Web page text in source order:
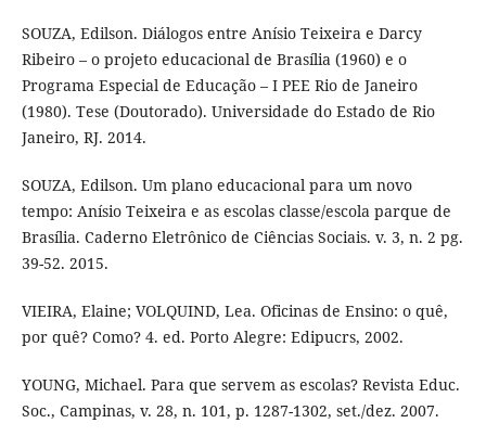
SOUZA, Edilson. Diálogos entre Anísio Teixeira e Darcy
Ribeiro – o projeto educacional de Brasília (1960) e o
Programa Especial de Educação – I PEE Rio de Janeiro
(1980). Tese (Doutorado). Universidade do Estado de Rio
Janeiro, RJ. 2014.
SOUZA, Edilson. Um plano educacional para um novo
tempo: Anísio Teixeira e as escolas classe/escola parque de
Brasília. Caderno Eletrônico de Ciências Sociais. v. 3, n. 2 pg.
39-52. 2015.
VIEIRA, Elaine; VOLQUIND, Lea. Oficinas de Ensino: o quê,
por quê? Como? 4. ed. Porto Alegre: Edipucrs, 2002.
YOUNG, Michael. Para que servem as escolas? Revista Educ.
Soc., Campinas, v. 28, n. 101, p. 1287-1302, set./dez. 2007.